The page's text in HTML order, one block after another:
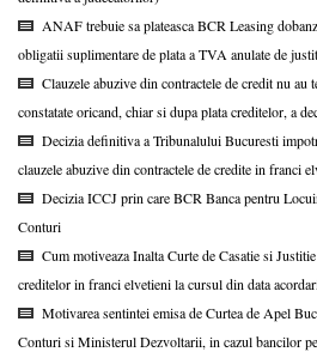
ANAF trebuie sa plateasca BCR Leasing
obligatii suplimentare de plata a TVA anulate de
Clauzele abuzive din contractele de credit nu au
constatate oricand, chiar si dupa plata creditelor, a
Decizia definitiva a Tribunalului Bucuresti
clauzele abuzive din contractele de credite in franci
Decizia ICCJ prin care BCR Banca pentru
Conturi
Cum motiveaza Inalta Curte de Casatie si
creditelor in franci elvetieni la cursul din data
Motivarea sentintei emisa de Curtea de Apel
Conturi si Ministerul Dezvoltarii, in cazul bancilor